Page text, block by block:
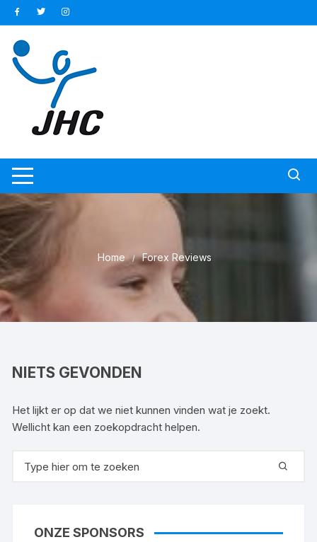
naar
inhoud
Home Forex Reviews
NIETS GEVONDEN
Het lijkt er op dat we niet kunnen vinden wat je zoekt.
Wellicht kan een zoekopdracht helpen.
naar:
ONZE SPONSORS